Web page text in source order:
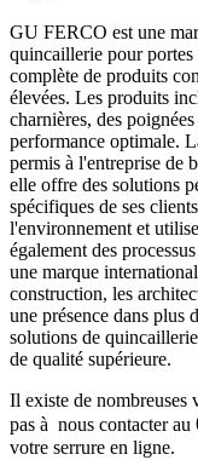
GU FERCO est une
quincaillerie pour portes
complète de produits
élevées. Les produits
charnières, des
performance optimale.
permis à l'entreprise de
elle offre des solutions
spécifiques de ses
l'environnement et
également des
une marque
construction, les
une présence dans plus
solutions de
de qualité supérieure.
Il existe de nombreuses
pas à nous contacter au
votre serrure en ligne.